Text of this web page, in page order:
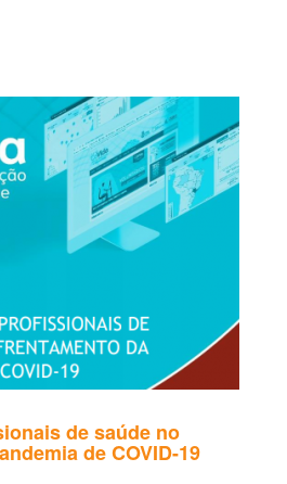
de saúde no
de COVID-19